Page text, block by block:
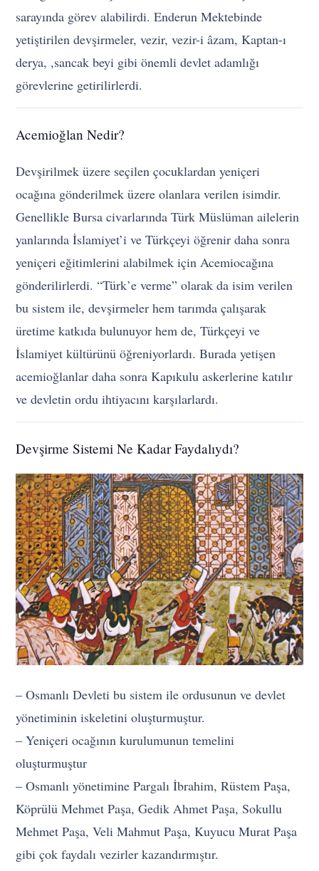
sarayında görev alabilirdi. Enderun Mektebinde
yetiştirilen devşirmeler, vezir, vezir-i âzam, Kaptan-ı
derya, ,sancak beyi gibi önemli devlet adamlığı
görevlerine getirilirlerdi.
Acemioğlan Nedir?
Devşirilmek üzere seçilen çocuklardan yeniçeri
ocağına gönderilmek üzere olanlara verilen isimdir.
Genellikle Bursa civarlarında Türk Müslüman ailelerin
yanlarında İslamiyet’i ve Türkçeyi öğrenir daha sonra
yeniçeri eğitimlerini alabilmek için Acemiocağına
gönderilirlerdi. “Türk’e verme” olarak da isim verilen
bu sistem ile, devşirmeler hem tarımda çalışarak
üretime katkıda bulunuyor hem de, Türkçeyi ve
İslamiyet kültürünü öğreniyorlardı. Burada yetişen
acemioğlanlar daha sonra Kapıkulu askerlerine katılır
ve devletin ordu ihtiyacını karşılarlardı.
Devşirme Sistemi Ne Kadar Faydalıydı?
– Osmanlı Devleti bu sistem ile ordusunun ve devlet
yönetiminin iskeletini oluşturmuştur.
– Yeniçeri ocağının kurulumunun temelini
oluşturmuştur
– Osmanlı yönetimine Pargalı İbrahim, Rüstem Paşa,
Köprülü Mehmet Paşa, Gedik Ahmet Paşa, Sokullu
Mehmet Paşa, Veli Mahmut Paşa, Kuyucu Murat Paşa
gibi çok faydalı vezirler kazandırmıştır.